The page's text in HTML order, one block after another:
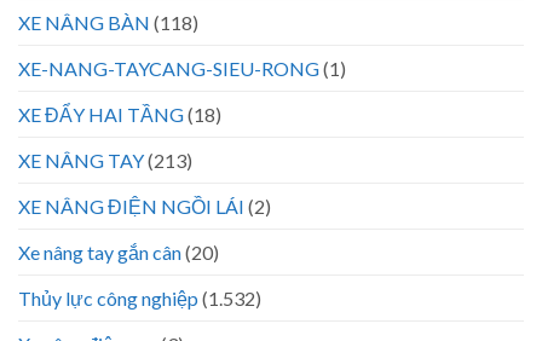
XE NÂNG BÀN (118)
XE-NANG-TAYCANG-SIEU-RONG(1)
XE ĐẨY HAI TẦNG(18)
XE NÂNG TAY(213)
XE NÂNG ĐIỆN NGỒI LÁI (2)
Xe nâng tay gắn cân(20)
Thủy lực công nghiệp (1.532)